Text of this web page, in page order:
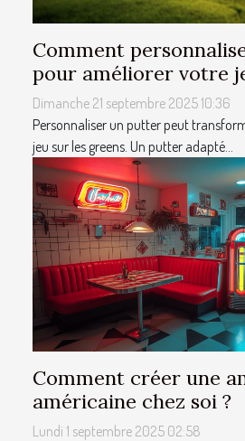
Comment
pour améliorer votre
Dimanche 21 septembre 2025 10:36
Personnaliser un putter peut
jeu sur les greens. Un putter adapté...
Comment créer une
américaine chez soi ?
Lundi 1 septembre 2025 02:58